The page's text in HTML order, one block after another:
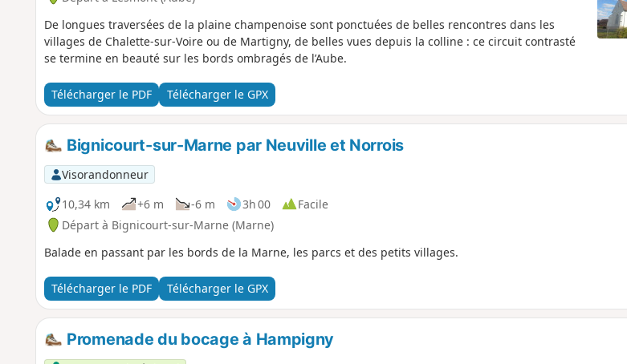
De longues traversées de la plaine champenoise sont ponctuées de belles rencontres dans les
villages de Chalette-sur-Voire ou de Martigny, de belles vues depuis la colline : ce circuit contrasté
se termine en beauté sur les bords ombragés de l’Aube.
Télécharger le PDF Télécharger le GPX
Bignicourt-sur-Marne par Neuville et Norrois
Visorandonneur
10,34 km
+6 m -6 m 3h 00
Facile
Départ à Bignicourt-sur-Marne (Marne)
Balade en passant par les bords de la Marne, les parcs et des petits villages.
Télécharger le PDF Télécharger le GPX
Promenade du bocage à Hampigny